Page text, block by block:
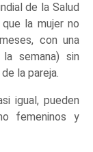
de la Salud
la mujer no
con una
semana) sin
la pareja.
igual, pueden
femeninos y